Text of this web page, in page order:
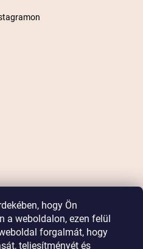
hogy Ön
a weboldalon, ezen felül
forgalmát, hogy
teljesítményét és
készítette